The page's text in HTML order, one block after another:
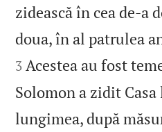
zidească în cea de‑a
doua, în al patrulea
3 Acestea au fost
Solomon a zidit
lungimea, după